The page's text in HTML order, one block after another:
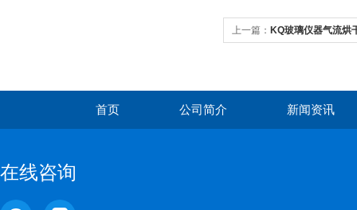
上一篇： KQ玻璃仪器气流烘
首页 公司简介 新闻资讯
在线咨询